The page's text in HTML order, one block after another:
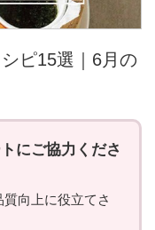
ピ15選｜6月の